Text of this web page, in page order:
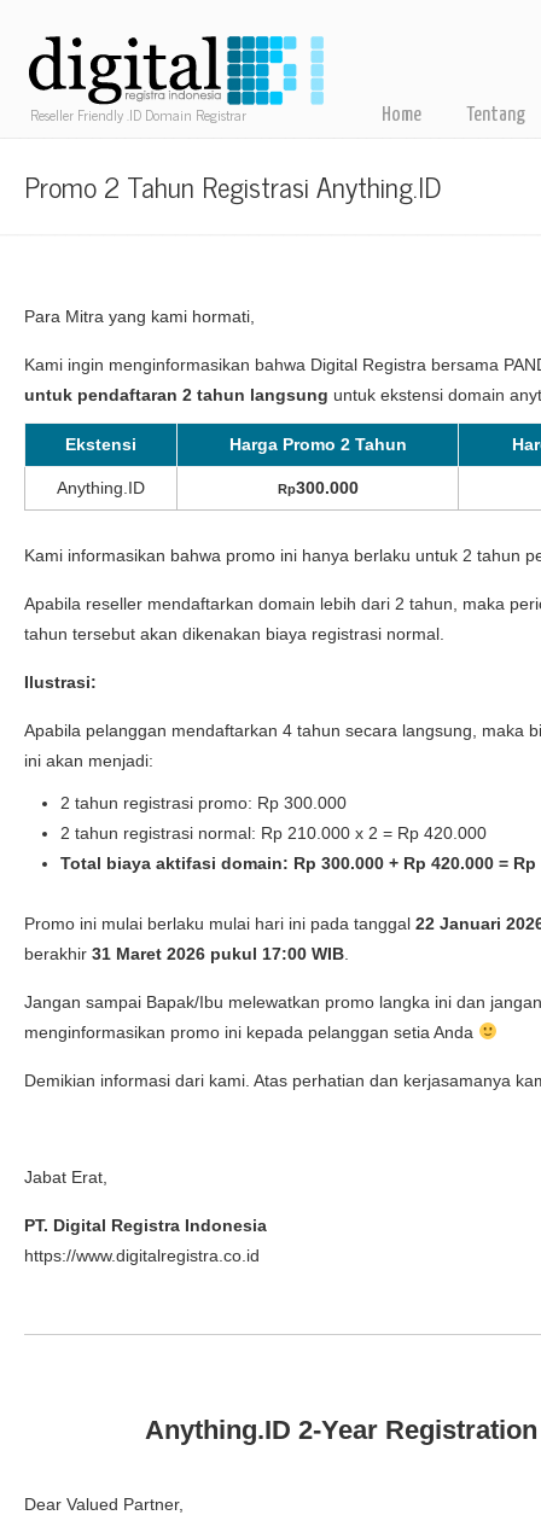
Reseller Friendly .ID Domain Registrar Home Tentang
Promo 2 Tahun Registrasi Anything.ID
Para Mitra yang kami hormati,
Kami ingin menginformasikan bahwa Digital Registra bersama
untuk pendaftaran 2 tahun langsung untuk ekstensi domain
Ekstensi Harga Promo 2 Tahun
Anything.ID Rp300.000
Kami informasikan bahwa promo ini hanya berlaku untuk 2 tahun
Apabila reseller mendaftarkan domain lebih dari 2 tahun, maka
tahun tersebut akan dikenakan biaya registrasi normal.
Ilustrasi:
Apabila pelanggan mendaftarkan 4 tahun secara langsung, maka
ini akan menjadi:
2 tahun registrasi promo: Rp 300.000
2 tahun registrasi normal: Rp 210.000 x 2 = Rp 420.000
Total biaya aktifasi domain: Rp 300.000 + Rp 420.000 = Rp
Promo ini mulai berlaku mulai hari ini pada tanggal 22 Januari
berakhir 31 Maret 2026 pukul 17:00 WIB
Jangan sampai Bapak/Ibu melewatkan promo langka ini dan
menginformasikan promo ini kepada pelanggan setia Anda
Demikian informasi dari kami. Atas perhatian dan kerjasamanya
Jabat Erat,
PT. Digital Registra Indonesia
https://www.digitalregistra.co.id
Anything.ID 2-Year
Dear Valued Partner,